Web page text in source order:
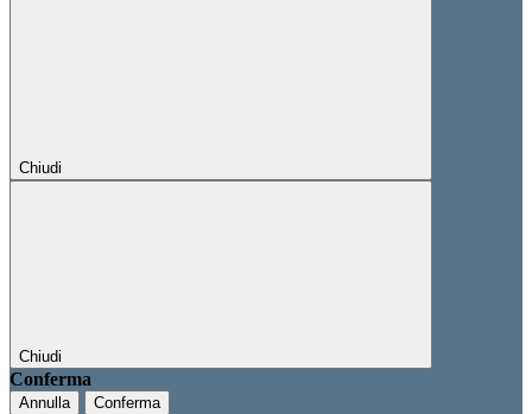
Chiudi
Chiudi
Conferma
Annulla Conferma